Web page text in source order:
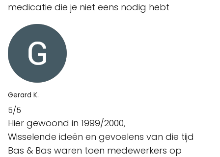
medicatie die je niet eens nodig hebt
Gerard K.
5/5
Hier gewoond in 1999/2000,
Wisselende ideën en gevoelens van die tijd
Bas & Bas waren toen medewerkers op